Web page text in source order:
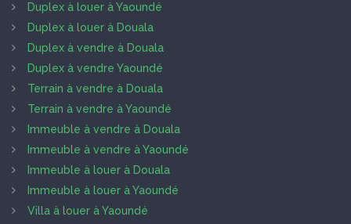
Duplex à louer à Yaoundé
Duplex à louer à Douala
Duplex à vendre à Douala
Duplex à vendre Yaoundé
Terrain à vendre à Douala
Terrain à vendre à Yaoundé
Immeuble à vendre à Douala
Immeuble à vendre à Yaoundé
Immeuble à louer à Douala
Immeuble à louer à Yaoundé
Villa à louer à Yaoundé